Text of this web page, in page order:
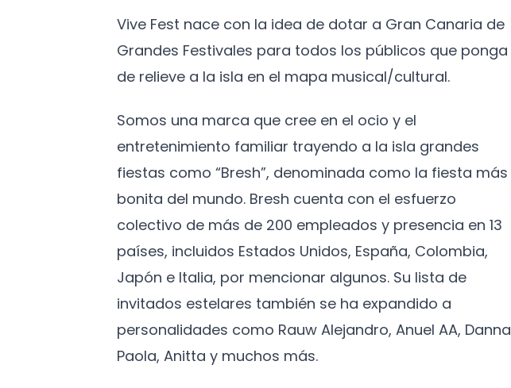
Vive Fest nace con la idea de dotar a Gran Canaria de
Grandes Festivales para todos los públicos que ponga
de relieve a la isla en el mapa musical/cultural.
Somos una marca que cree en el ocio y el
entretenimiento familiar trayendo a la isla grandes
fiestas como “Bresh”, denominada como la fiesta más
bonita del mundo. Bresh cuenta con el esfuerzo
colectivo de más de 200 empleados y presencia en 13
países, incluidos Estados Unidos, España, Colombia,
Japón e Italia, por mencionar algunos. Su lista de
invitados estelares también se ha expandido a
personalidades como Rauw Alejandro, Anuel AA, Danna
Paola, Anitta y muchos más.